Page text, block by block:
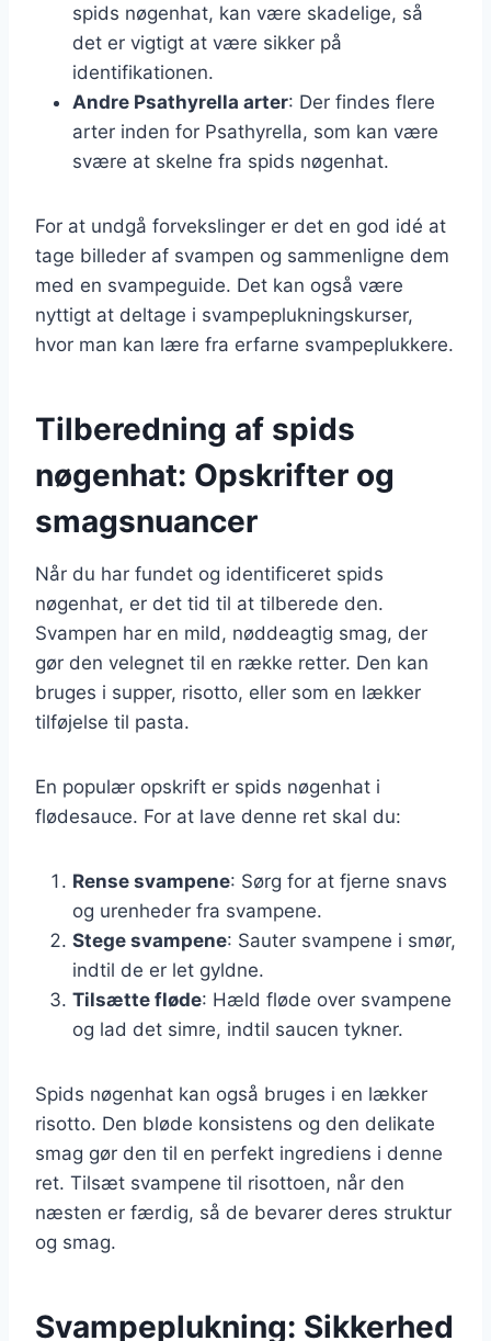
spids nøgenhat, kan være skadelige, så
det er vigtigt at være sikker på
identifikationen.
Andre Psathyrella arter: Der findes flere
arter inden for Psathyrella, som kan være
svære at skelne fra spids nøgenhat.
For at undgå forvekslinger er det en god idé at
tage billeder af svampen og sammenligne dem
med en svampeguide. Det kan også være
nyttigt at deltage i svampeplukningskurser,
hvor man kan lære fra erfarne svampeplukkere.
Tilberedning af spids
nøgenhat: Opskrifter og
smagsnuancer
Når du har fundet og identificeret spids
nøgenhat, er det tid til at tilberede den.
Svampen har en mild, nøddeagtig smag, der
gør den velegnet til en række retter. Den kan
bruges i supper, risotto, eller som en lækker
tilføjelse til pasta.
En populær opskrift er spids nøgenhat i
flødesauce. For at lave denne ret skal du:
Rense svampene: Sørg for at fjerne snavs
og urenheder fra svampene.
Stege svampene: Sauter svampene i smør,
indtil de er let gyldne.
Tilsætte fløde: Hæld fløde over svampene
og lad det simre, indtil saucen tykner.
Spids nøgenhat kan også bruges i en lækker
risotto. Den bløde konsistens og den delikate
smag gør den til en perfekt ingrediens i denne
ret. Tilsæt svampene til risottoen, når den
næsten er færdig, så de bevarer deres struktur
og smag.
Svampeplukning: Sikkerhed